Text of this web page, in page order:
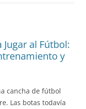
al Fútbol:
y
cancha de fútbol
Las botas todavía